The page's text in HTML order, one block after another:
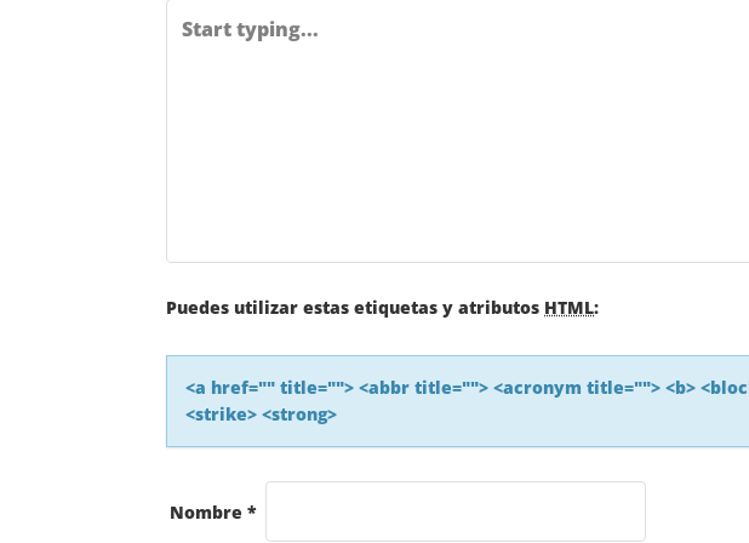
D
Puedes utilizar estas etiquetas y atributos HTML:
<a href="" title=""> <abbr title=""> <acronym title=""> <b>
<strike> <strong>
Nombre *